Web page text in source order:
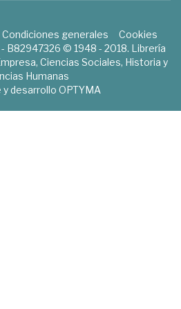
Condiciones generales
Cookies
B82947326 © 1948 - 2018. Librería
Ciencias Sociales, Historia y
Humanas
y desarrollo OPTYMA